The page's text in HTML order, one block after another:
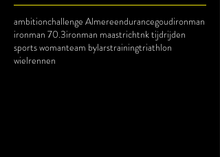
ambitionchallenge Almereendurancegoudironman
ironman 70.3ironman maastrichtnk tijdrijden
sports womanteam bylarstrainingtriathlon
wielrennen